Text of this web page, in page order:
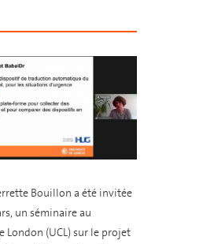
Bouillon a été invitée
un séminaire au
London (UCL) sur le projet